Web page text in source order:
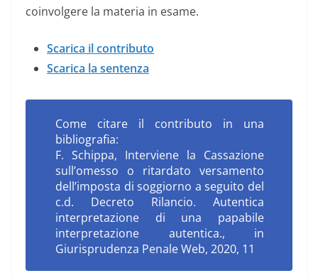
coinvolgere la materia in esame.
Scarica il contributo
Scarica la sentenza
Come citare il contributo in una
bibliografia:
F. Schippa, Interviene la Cassazione
sull’omesso o ritardato versamento
dell’imposta di soggiorno a seguito del
c.d. Decreto Rilancio. Autentica
interpretazione di una papabile
interpretazione autentica., in
Giurisprudenza Penale Web, 2020, 11